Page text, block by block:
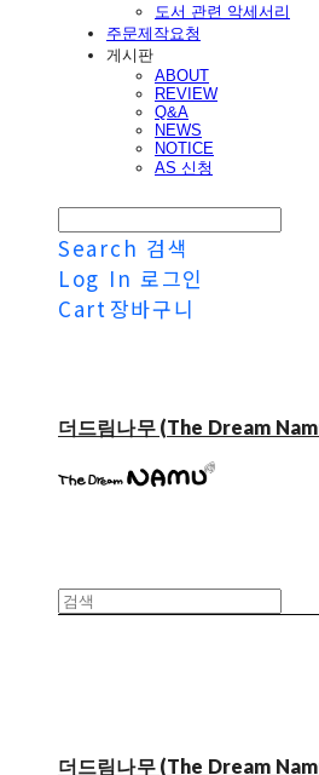
도서 관련 악세서리
주문제작요청
게시판
ABOUT
REVIEW
Q&A
NEWS
NOTICE
AS 신청
Search 검색
Log In 로그인
Cart 장바구니
더드림나무 (The Dream
더드림나무 (The Dream